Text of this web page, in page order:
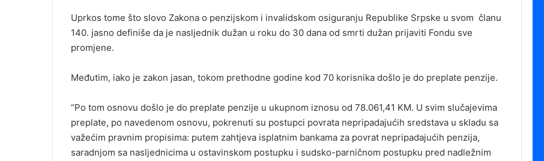
i
l
Uprkos tome što slovo Zakona o penzijskom i invalidskom osiguranju Republike Srpske u svom članu
140. jasno definiše da je nasljednik dužan u roku do 30 dana od smrti dužan prijaviti Fondu sve
promjene.
Međutim, iako je zakon jasan, tokom prethodne godine kod 70 korisnika došlo je do preplate penzije.
“Po tom osnovu došlo je do preplate penzije u ukupnom iznosu od 78.061,41 KM. U svim slučajevima
preplate, po navedenom osnovu, pokrenuti su postupci povrata nepripadajućih sredstava u skladu sa
važećim pravnim propisima: putem zahtjeva isplatnim bankama za povrat nepripadajućih penzija,
saradnjom sa nasljednicima u ostavinskom postupku i sudsko-parničnom postupku pred nadležnim